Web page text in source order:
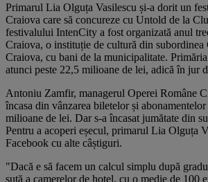
Primarul Lia Olguța Vasilescu și-a dorit un
Craiova care să concureze cu Untold de la
festivalului IntenCity a fost organizată anul
Craiova, o instituție de cultură din
Craiova, cu bani de la municipalitate.
atunci peste 22,5 milioane de lei, adică în jur
Antoniu Zamfir, managerul Operei Române
încasa din vânzarea biletelor și
milioane de lei. Dar s-a încasat jumătate din
Pentru a acoperi eșecul, primarul Lia Olguța
Facebook cu alte câștiguri.
"Dacă e să facem un calcul simplu după
sută a camerelor de hotel, cu o medie de 100